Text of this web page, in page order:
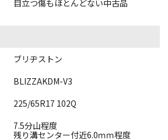
目立つ傷もほとんどない中古品
ブリヂストン
BLIZZAKDM-V3
225/65R17 102Q
7.5分山程度
残り溝センター付近6.0ｍｍ程度